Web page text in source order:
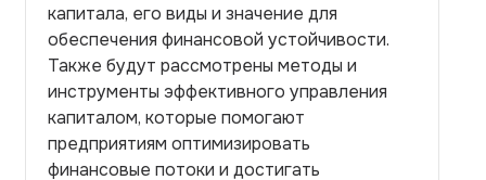
капитала, его виды и значение для
обеспечения финансовой устойчивости.
Также будут рассмотрены методы и
инструменты эффективного управления
капиталом, которые помогают
предприятиям оптимизировать
финансовые потоки и достигать